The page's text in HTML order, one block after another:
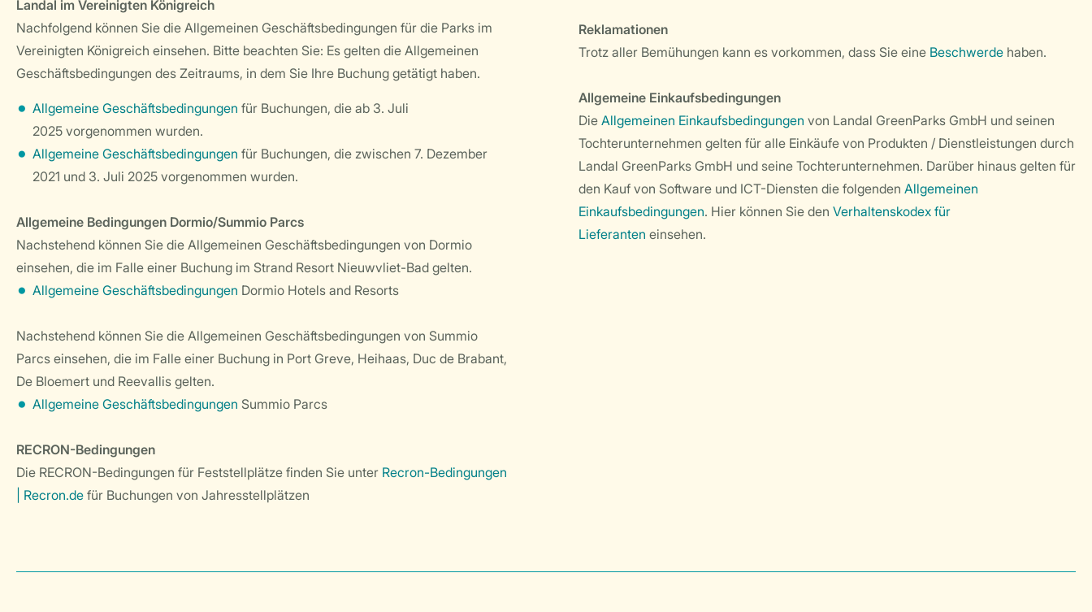
Landal im Vereinigten Königreich
Nachfolgend können Sie die Allgemeinen Geschäftsbedingungen für die Parks im
Vereinigten Königreich einsehen. Bitte beachten Sie: Es gelten die Allgemeinen
Geschäftsbedingungen des Zeitraums, in dem Sie Ihre Buchung getätigt haben.
Allgemeine Geschäftsbedingungen für Buchungen, die ab 3. Juli
2025 vorgenommen wurden.
Allgemeine Geschäftsbedingungen für Buchungen, die zwischen 7. Dezember
2021 und 3. Juli 2025 vorgenommen wurden.
Allgemeine Bedingungen Dormio/Summio Parcs
Nachstehend können Sie die Allgemeinen Geschäftsbedingungen von Dormio
einsehen, die im Falle einer Buchung im Strand Resort Nieuwvliet-Bad gelten.
Allgemeine Geschäftsbedingungen Dormio Hotels and Resorts
Nachstehend können Sie die Allgemeinen Geschäftsbedingungen von Summio
Parcs einsehen, die im Falle einer Buchung in Port Greve, Heihaas, Duc de Brabant,
De Bloemert und Reevallis gelten.
Allgemeine Geschäftsbedingungen Summio Parcs
RECRON-Bedingungen
Die RECRON-Bedingungen für Feststellplätze finden Sie unter Recron-Bedingungen
| Recron.de für Buchungen von Jahresstellplätzen
Reklamationen
Trotz aller Bemühungen kann es vorkommen, dass Sie eine Beschwerde haben.
Allgemeine Einkaufsbedingungen
Die Allgemeinen Einkaufsbedingungen von Landal GreenParks GmbH und seinen
Tochterunternehmen gelten für alle Einkäufe von Produkten / Dienstleistungen durch
Landal GreenParks GmbH und seine Tochterunternehmen. Darüber hinaus gelten für
den Kauf von Software und ICT-Diensten die folgenden Allgemeinen
Einkaufsbedingungen. Hier können Sie den Verhaltenskodex für
Lieferanten einsehen.